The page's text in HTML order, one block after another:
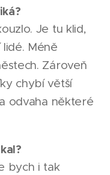
Je tu klid,
Méně
Zároveň
chybí větší
odvaha některé
bych i tak